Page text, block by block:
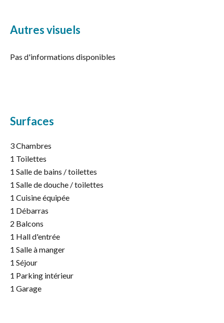
Autres visuels
Pas d'informations disponibles
Surfaces
3 Chambres
1 Toilettes
1 Salle de bains / toilettes
1 Salle de douche / toilettes
1 Cuisine équipée
1 Débarras
2 Balcons
1 Hall d'entrée
1 Salle à manger
1 Séjour
1 Parking intérieur
1 Garage